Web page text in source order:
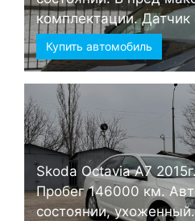
комплектации. Датчик
Купить автомобиль
Skoda Octavia А7
Пробег 146000 км.
состоянии,